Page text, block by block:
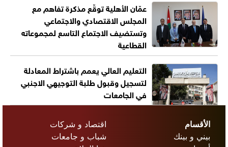
عمّان الأهلية توقّع مذكرة تفاهم مع
المجلس الاقتصادي والاجتماعي
وتستضيف الاجتماع التاسع لمجموعاته
القطاعية
التعليم العالي يعمم باشتراط المعادلة
لتسجيل وقبول طلبة التوجيهي الاجنبي
في الجامعات
الأقسام
بيني و بينك
اقتصاد و شركات
شباب و جامعات